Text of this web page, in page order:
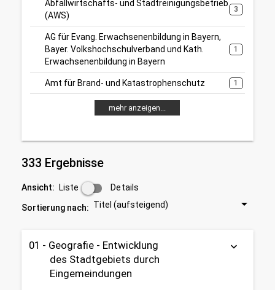
Abfallwirtschafts- und Stadtreinigungsbetrieb
(AWS)
3
AG für Evang. Erwachsenenbildung in Bayern,
Bayer. Volkshochschulverband und Kath.
Erwachsenenbildung in Bayern
1
Amt für Brand- und Katastrophenschutz 1
mehr anzeigen...
333 Ergebnisse
Ansicht: Liste Details
Sortierung nach: Titel (aufsteigend)
01 - Geografie - Entwicklung
des Stadtgebiets durch
Eingemeindungen
keyboard_arrow_down